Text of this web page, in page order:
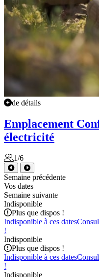
de détails
Emplacement
électricité
1/6
Semaine précédente
Vos dates
Semaine suivante
Indisponible
Plus que dispos !
Indisponible à ces dates
!
Indisponible
Plus que dispos !
Indisponible à ces dates
!
Indisponible